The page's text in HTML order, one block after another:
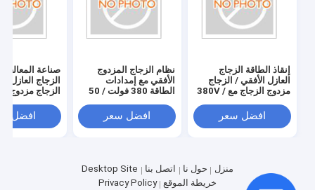
إنقاذ الطاقة الزجاج
العازل الأفقي / الزجاج
مزدوج الزجاج مع 380V /
واستهلاك 20KWافضل سعر
نظام الزجاج المزدوج
الأفقي مع إمدادات
الطاقة 380 فولت / 50
افضل سعر
صناعة المعالجة
الزجاج العازل
الزجاج مزدوج
/ 50Hzافضل
منزل حول نا اتصل بنا
Desktop Site
خريطة الموقع
Privacy Policy